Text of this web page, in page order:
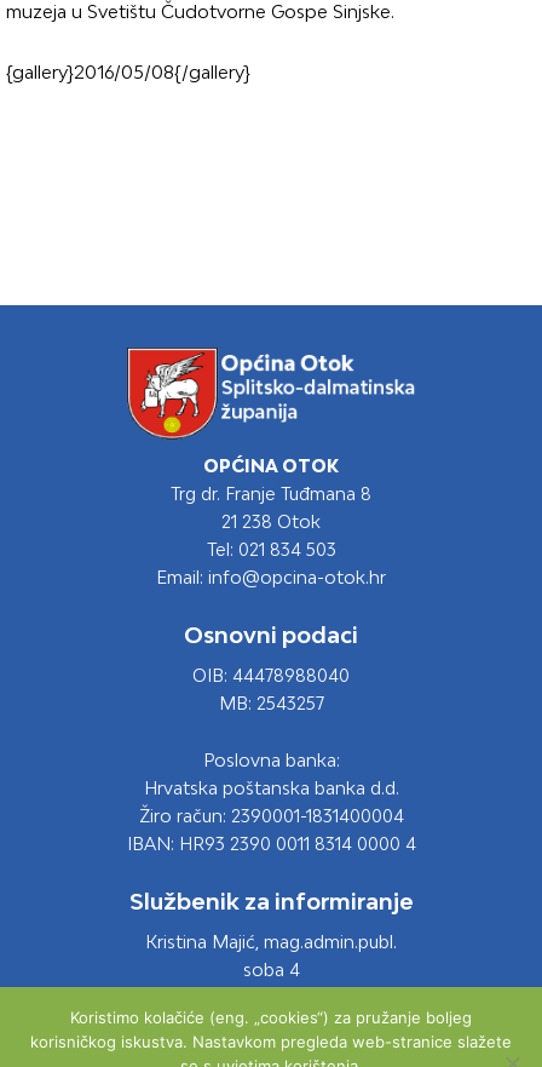
muzeja u Svetištu Čudotvorne Gospe Sinjske.
{gallery}2016/05/08{/gallery}
OPĆINA OTOK
Trg dr. Franje Tuđmana 8
21 238 Otok
Tel: 021 834 503
Email: info@opcina-otok.hr
Osnovni podaci
OIB: 44478988040
MB: 2543257
Poslovna banka:
Hrvatska poštanska banka d.d.
Žiro račun: 2390001-1831400004
IBAN: HR93 2390 0011 8314 0000 4
Službenik za informiranje
Kristina Majić, mag.admin.publ.
soba 4
Email: info@opcina-otok.hr
Koristimo kolačiće (eng. „cookies“) za pružanje boljeg
korisničkog iskustva. Nastavkom pregleda web-stranice slažete